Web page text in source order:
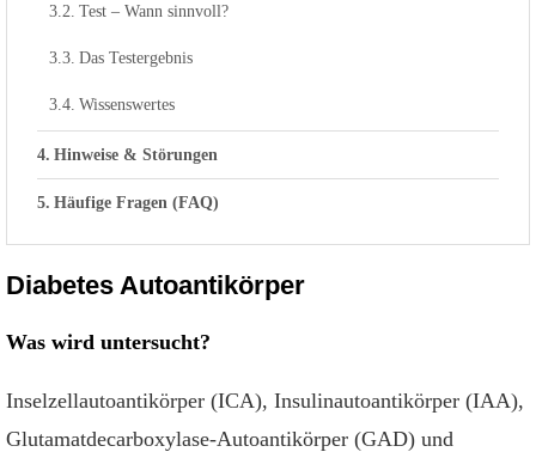
Test – Wann sinnvoll?
Das Testergebnis
Wissenswertes
Hinweise & Störungen
Häufige Fragen (FAQ)
Diabetes Autoantikörper
Was wird untersucht?
Inselzellautoantikörper (ICA), Insulinautoantikörper (IAA),
Glutamatdecarboxylase-Autoantikörper (GAD) und